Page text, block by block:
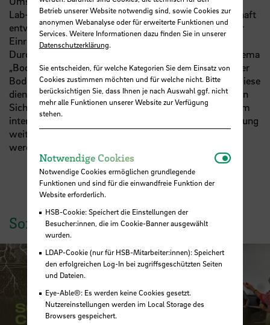
Lab-Ansatzes derEUzusammen mit der Zivilgesellschaft
entwickelt, gestaltet und ausgeführt werden. Nach der
Einreichung der Skizze ist die Organisation und
Durchführung einer internationalen Konferenz zum Thema
„Bodensensible Stadtentwicklung, integrierter baulicher
Bodenschutz und urbane Bodengesundheit“ geplant. Diese
dient der Stärkung des Konsortiums und einer besseren
Sichtbarkeit der Arbeitsgruppe und des Konsortiums im
internationalen Raum. Zudem sollen bei der Veranstaltung
weitere mögliche gemeinsame Projekte diskutiert
werden.
SoilCities Conference
Betrieb unserer Website notwendig sind, sowie Cookies zur
anonymen Webanalyse oder für erweiterte Funktionen und
Services. Weitere Informationen dazu finden Sie in unserer
Datenschutzerklärung.
Sie entscheiden, für welche Kategorien Sie dem Einsatz von
Cookies zustimmen möchten und für welche nicht. Bitte
berücksichtigen Sie, dass Ihnen je nach Auswahl ggf. nicht
mehr alle Funktionen unserer Website zur Verfügung
stehen.
Notwendige Cookies
Notwendige Cookies ermöglichen grundlegende
Funktionen und sind für die einwandfreie Funktion der
Website erforderlich.
HSB-Cookie: Speichert die Einstellungen der
Besucher:innen, die im Cookie-Banner ausgewählt
wurden.
LDAP-Cookie (nur für HSB-Mitarbeiter:innen): Speichert
den erfolgreichen Log-In bei zugriffsgeschützten Seiten
und Dateien.
Eye-Able®: Es werden keine Cookies gesetzt.
Nutzereinstellungen werden im Local Storage des
Browsers gespeichert.